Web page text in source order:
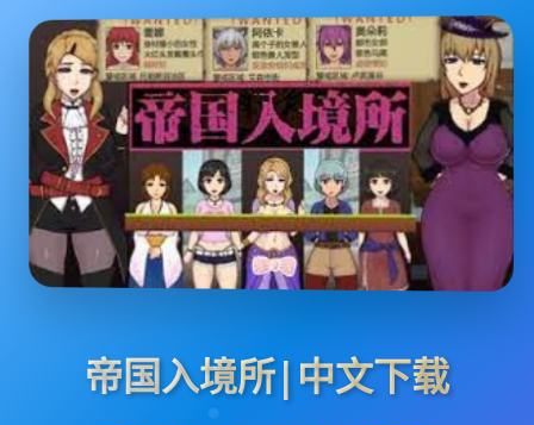
帝国入境所|中文下载